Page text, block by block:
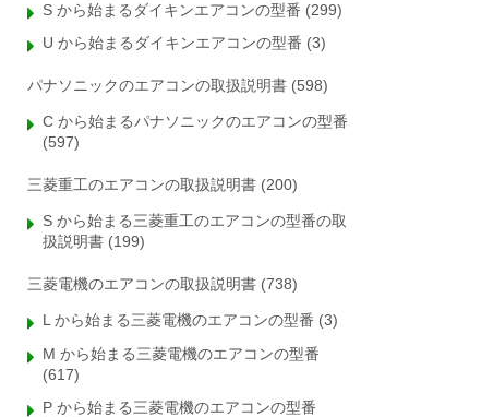
S から始まるダイキンエアコンの型番 (299)
U から始まるダイキンエアコンの型番 (3)
パナソニックのエアコンの取扱説明書 (598)
C から始まるパナソニックのエアコンの型番
(597)
三菱重工のエアコンの取扱説明書 (200)
S から始まる三菱重工のエアコンの型番の取
扱説明書 (199)
三菱電機のエアコンの取扱説明書 (738)
L から始まる三菱電機のエアコンの型番 (3)
M から始まる三菱電機のエアコンの型番
(617)
P から始まる三菱電機のエアコンの型番